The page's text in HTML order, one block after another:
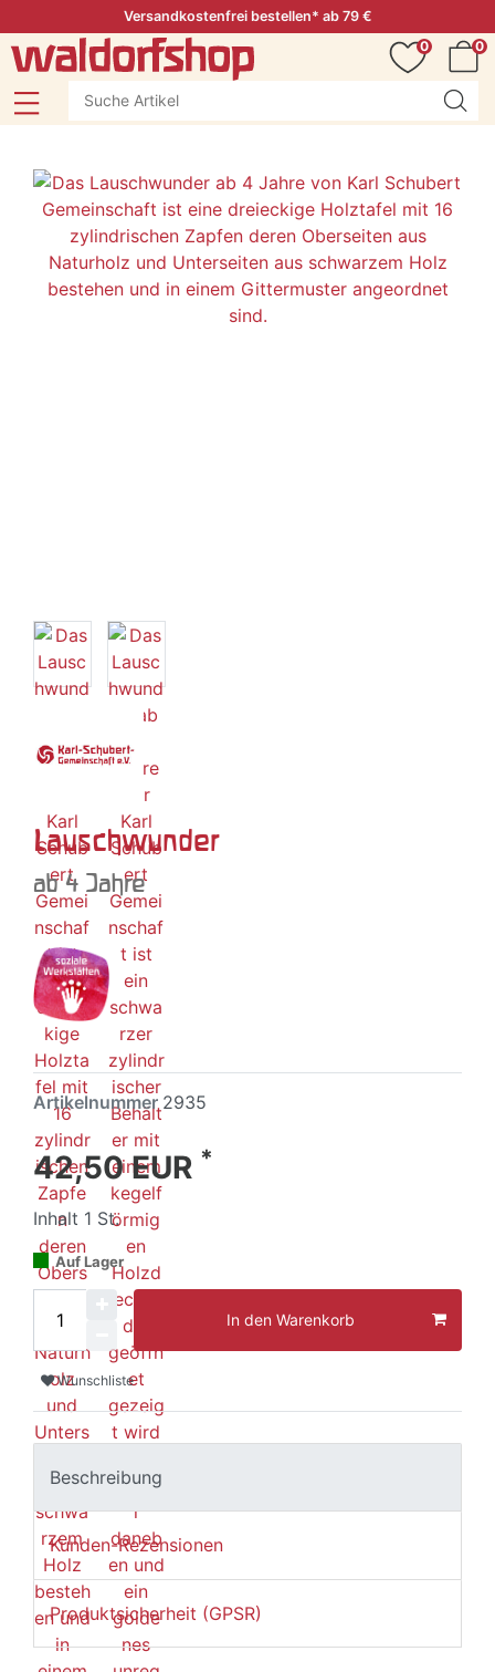
Versandkostenfrei bestellen* ab 79 €
0
0
Lauschwunder
ab 4 Jahre
Artikelnummer 2935
42,50 EUR *
Inhalt 1 St.
Auf Lager
In den Warenkorb
Wunschliste
Beschreibung
Kunden-Rezensionen
Produktsicherheit (GPSR)